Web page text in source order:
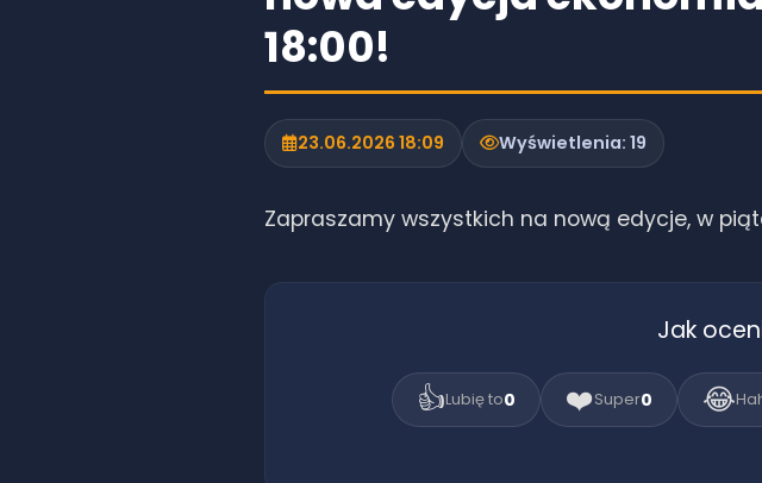
18:00!
23.06.2026 18:09 Wyświetlenia: 19
Zapraszamy wszystkich na nową edycje, w
Jak
👍Lubię to0 ❤️Super0 😂